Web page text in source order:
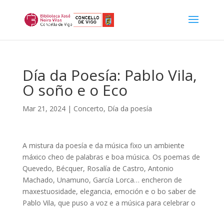
Día da Poesía: Pablo Vila,
O soño e o Eco
Mar 21, 2024| Concerto, Día da poesía
A mistura da poesía e da música fixo un ambiente
máxico cheo de palabras e boa música. Os poemas de
Quevedo, Bécquer, Rosalía de Castro, Antonio
Machado, Unamuno, García Lorca… encheron de
maxestuosidade, elegancia, emoción e o bo saber de
Pablo Vila, que puso a voz e a música para celebrar o